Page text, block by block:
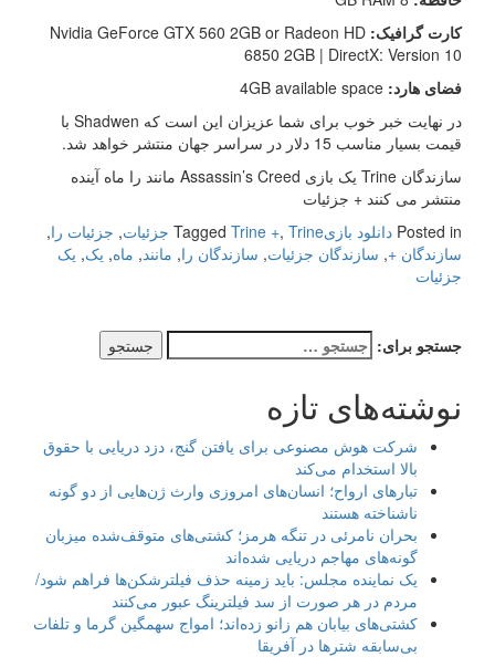
کارت گرافیک: Nvidia GeForce GTX 560 2GB or Radeon HD
6850 2GB | DirectX: Version 10
فضای هارد:
در نهایت خبر خوب برای شما عزیزان این است که
Shadwen با
قیمت بسیار مناسب 15 دلار در سراسر جهان منتشر خواهد شد.
سازندگان Trine یک بازی Assassin’s Creed مانند را ماه آینده
منتشر می کنند + جزئیات
Posted in دانلود بازی Tagged Trine +, Trine جزئیات , جزئیات را,
سازندگان +, سازندگان جزئیات, سازندگان را, مانند, ماه, یک, یک
جزئیات
جستجو برای:
نوشته‌های تازه
شرکت هوش مصنوعی برای یافتن گنج، دزد دریایی با حقوق
بالا استخدام می‌کند
تبارهای ارواح؛ انسان‌های امروزی وارث ژن‌هایی از دو گونه
ناشناخته هستند
بحران نامرئی در تنگه هرمز؛ کشتی‌های متوقف‌شده میزبان
گونه‌های مهاجم دریایی شده‌اند
یک نماینده مجلس: باید زمینه حذف فیلترشکن‌ها فراهم شود/
مردم در هر صورت از سد فیلترینگ عبور می‌کنند
کشتی‌های بیابان هم زانو زده‌اند؛ امواج سهمگین گرما و تلفات
بی‌سابقه شترها در آفریقا